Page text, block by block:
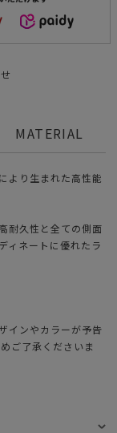
より生まれた高性能
耐久性と全ての側面
ィネートに優れたラ
インやカラーが予告
ご了承くださいま
MATERIAL